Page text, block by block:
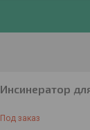
Инсинератор
Под заказ